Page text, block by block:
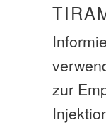
zur